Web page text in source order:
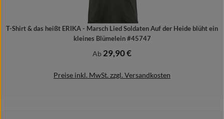
T-Shirt & das heißt ERIKA - Marsch Lied Soldaten Auf der Heide blüht ein
kleines Blümelein #45747
Regulärer Preis:
Ab29,90 €
Preise inkl. MwSt. zzgl. Versandkosten